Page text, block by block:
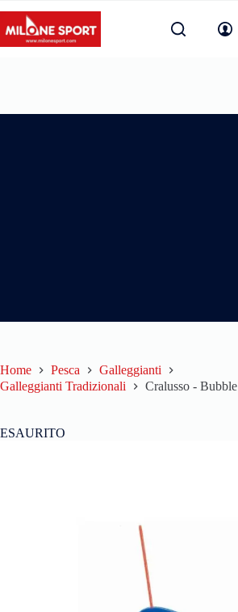
Home Pesca
Galleggianti
Galleggianti Tradizionali
Cralusso - Bubble
ESAURITO